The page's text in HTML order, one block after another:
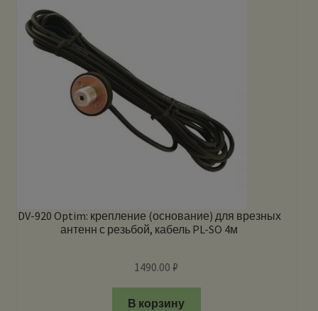
DV-920 Optim: крепление (основание) для врезных
антенн с резьбой, кабель PL-SO 4м
1490.00₽
В корзину